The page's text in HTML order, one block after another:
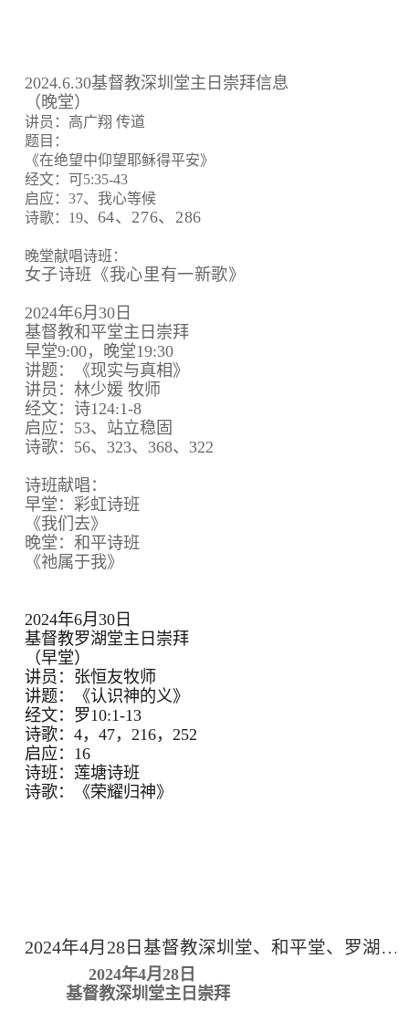
2024.6.30基督教深圳堂主日崇拜信息
（晚堂）
讲员：高广翔 传道
题目：
《在绝望中仰望耶稣得平安》
经文：可5:35-43
启应：37、我心等候
诗歌：19、 64、 276、 286
晚堂献唱诗班：
女子诗班《我心里有一新歌》
2024年6月30日
基督教和平堂主日崇拜
早堂9:00，晚堂19:30
讲题：《现实与真相》
讲员：林少媛 牧师
经文：诗124:1-8
启应：53、站立稳固
诗歌：56、323、368、322
诗班献唱：
早堂：彩虹诗班
《我们去》
晚堂：和平诗班
《祂属于我》
2024年6月30日
基督教罗湖堂主日崇拜
（早堂）
讲员：张恒友牧师
讲题：《认识神的义》
经文：罗10:1-13
诗歌：4，47，216，252
启应：16
诗班：莲塘诗班
诗歌：《荣耀归神》
2024年4月28日基督教深圳堂、和平堂、罗湖堂主日崇拜
2024年4月28日
基督教深圳堂主日崇拜